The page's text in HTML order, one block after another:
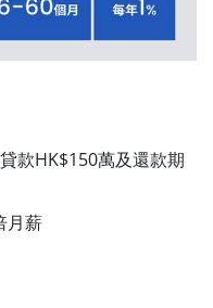
貸款HK$150萬及還款期
月薪